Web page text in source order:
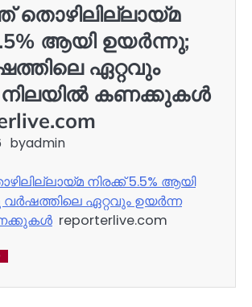
തൊഴിലില്ലായ്മ
ആയി ഉയർന്നു;
ഏറ്റവും
നിലയിൽ കണക്കുകൾ
byadmin
നിരക്ക് 5.5% ആയി
ഏറ്റവും ഉയർന്ന
reporterlive.com